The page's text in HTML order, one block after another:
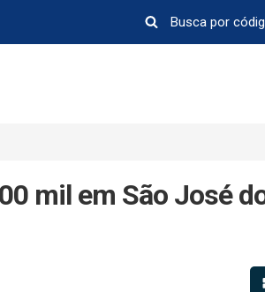
mil em São José